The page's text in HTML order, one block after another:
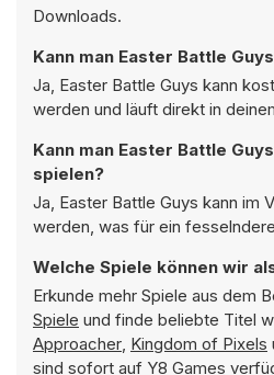
Downloads.
Kann man Easter Battle
Ja, Easter Battle Guys kann
werden und läuft direkt in
Kann man Easter Battle
spielen?
Ja, Easter Battle Guys kann im
werden, was für ein
Welche Spiele können wir
Erkunde mehr Spiele aus dem
Spiele und finde beliebte Titel
Approacher, Kingdom of Pixels
sind sofort auf Y8 Games